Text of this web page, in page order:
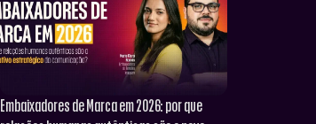
Embaixadores de Marca em 2026: por que